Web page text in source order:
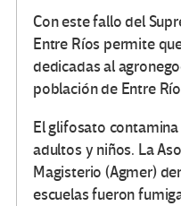
Con este fallo del
Entre Ríos permite
dedicadas al
población de Entre
El glifosato
adultos y niños. La
Magisterio (Agmer)
escuelas fueron